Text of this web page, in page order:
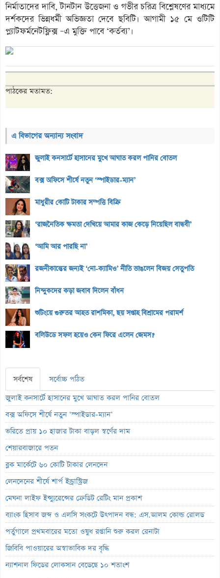
নির্মাতাদের দাবি, টানটান উত্তেজনা ও গভীর চরিত্র বিশ্লেষণের মাধ্যমে
দর্শকদের ভিন্নধর্মী অভিজ্ঞতা দেবে ছবিটি। আগামী ১৫ মে ওটিটি
প্ল্যাটফর্মনেটফ্লিক্স –এ মুক্তি পাবে ‘কর্তব্য’।
পাঠকের মতামত:
এ বিভাগের অন্যান্য সংবাদ
জুলাই কনসার্টে হাসানের মুখে আঘাত করল পানির বোতল
বক্স অফিসে শীর্ষে নতুন ‘স্পাইডার-ম্যান’
মাধুরীর কোটি টাকার সম্পত্তি বিক্রি
‘রাজনৈতিক ক্ষমতা দেখিয়ে আমার কাজ কেড়ে নিয়েছিল বান্ধবী’
‘আমি আর পারছি না’
রজনীকান্তের জন্যই ‘নো-ক্যামিও’ নীতি ভাঙলেন বিজয় সেতুপতি
নিন্দুকদের কড়া জবাব দিলেন বাঁধন
শুটিংয়ে গুরুতর আহত রাশমিকা, ছয় সপ্তাহ বিশ্রামের পরামর্শ
বলিউডে সফল হয়েও কেন ফিরে এলেন জেমস?
সর্বশেষ
সর্বোচ্চ পঠিত
জুলাই কনসার্টে হাসানের মুখে আঘাত করল পানির বোতল
বক্স অফিসে শীর্ষে নতুন ‘স্পাইডার-ম্যান’
ভরিতে প্রায় ১০ হাজার টাকা বাড়ল স্বর্ণের দাম
শেয়ারবাজারে পতন
ব্লক মার্কেটে ৬০ কোটি টাকার লেনদেন
লেনদেনের শীর্ষে শার্প ইন্ড্রাস্ট্রিজ
মেঘনা লাইফ ইন্স্যুরেন্সের ক্রেডিট রেটিং মান প্রকাশ
ব্যাংক হিসাব জব্দ ও এলসি সংকটে উৎপাদন বন্ধ: এস.আলম কোল্ড রোলড
পর্তুগালে প্রথমবারের মতো ওষুধ রপ্তানি শুরু করল রেনাটা
জিবিবি পাওয়ারের অস্বাভাবিক দর বৃদ্ধি
ন্যাশনাল ফিডের লোকসান বেড়েছে ১০ শতাংশ